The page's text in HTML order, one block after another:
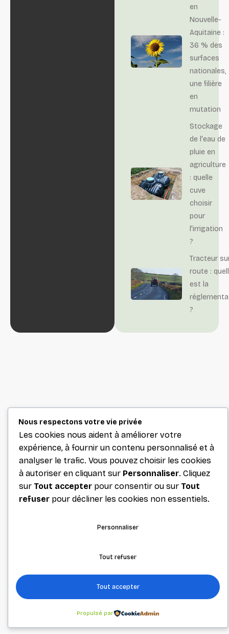
en
Nouvelle-
Aquitaine :
36 % des
surfaces
nationales,
une filière
en
mutation
Stockage
de l'eau de
pluie en
agriculture
: quelle
cuve
choisir
pour
l'irrigation
?
Tracteur
route :
est la
?
Nous respectons votre vie privée
Les cookies nous aident à améliorer votre
expérience, à fournir un contenu personnalisé et à
analyser le trafic. Vous pouvez choisir les cookies
à autoriser en cliquant sur Personnaliser. Cliquez
sur Tout accepter pour consentir ou sur Tout
refuser pour décliner les cookies non essentiels.
Personnaliser
Tout refuser
Tout accepter
Propulsé par